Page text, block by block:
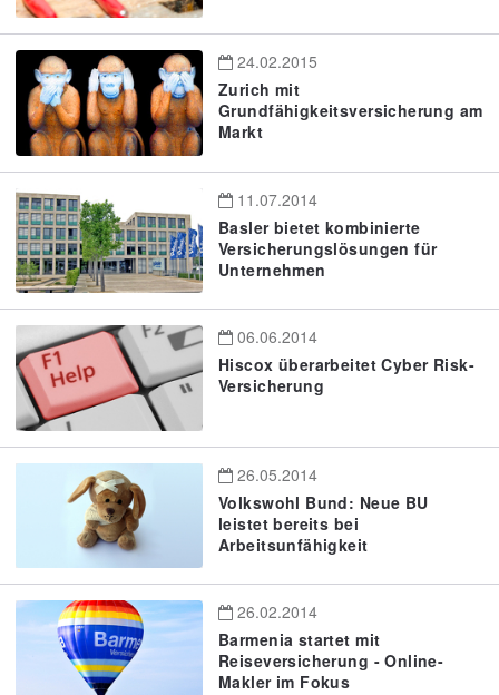
24.02.2015
Zurich mit
Grundfähigkeitsversicherung am
Markt
11.07.2014
Basler bietet kombinierte
Versicherungslösungen für
Unternehmen
06.06.2014
Hiscox überarbeitet Cyber Risk-
Versicherung
26.05.2014
Volkswohl Bund: Neue BU
leistet bereits bei
Arbeitsunfähigkeit
26.02.2014
Barmenia startet mit
Reiseversicherung - Online-
Makler im Fokus